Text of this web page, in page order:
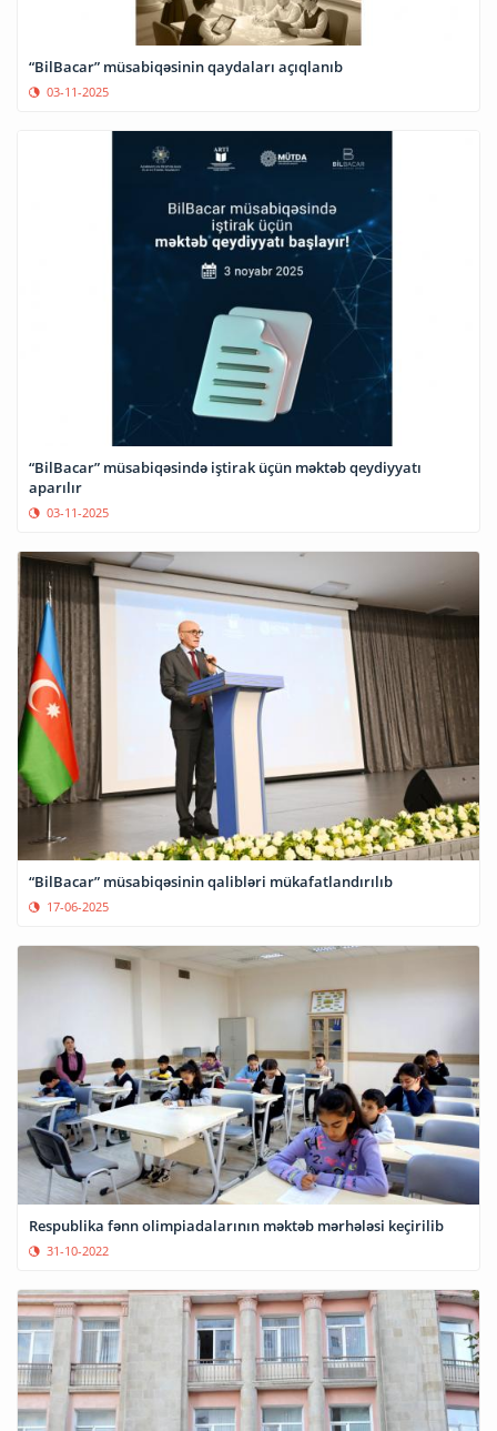
“BilBacar” müsabiqəsinin qaydaları açıqlanıb
03-11-2025
“BilBacar” müsabiqəsində iştirak üçün məktəb qeydiyyatı
aparılır
03-11-2025
“BilBacar” müsabiqəsinin qalibləri mükafatlandırılıb
17-06-2025
Respublika fənn olimpiadalarının məktəb mərhələsi keçirilib
31-10-2022